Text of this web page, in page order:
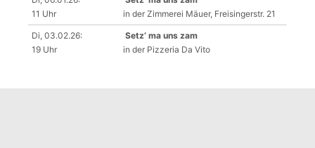
11 Uhr
in der Zimmerei Mäuer, Freisingerstr. 21
Di, 03.02.26:
19 Uhr
Setz‘ ma uns zam
in der Pizzeria Da Vito